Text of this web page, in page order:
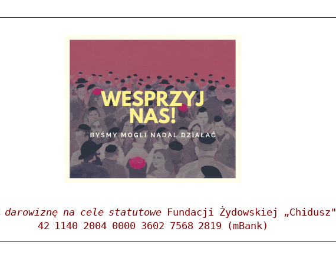
darowiznę na cele statutowe Fundacji Żydowskiej
42 1140 2004 0000 3602 7568 2819 (mBank)